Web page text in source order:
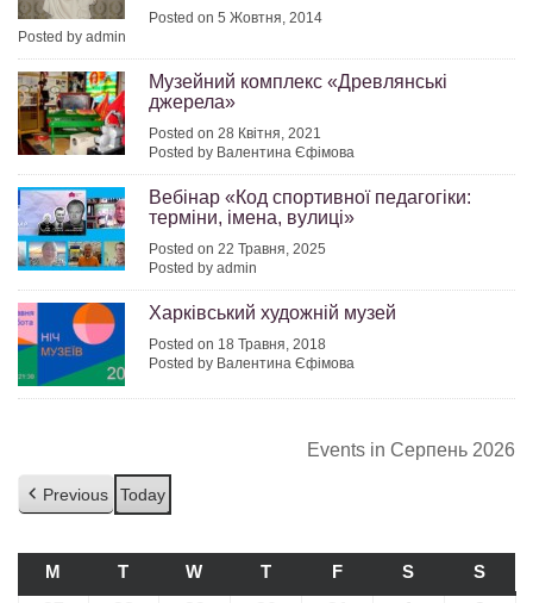
Posted on 5 Жовтня, 2014
Posted by admin
Музейний комплекс «Древлянські
джерела»
Posted on 28 Квітня, 2021
Posted by Валентина Єфімова
Вебінар «Код спортивної педагогіки:
терміни, імена, вулиці»
Posted on 22 Травня, 2025
Posted by admin
Харківський художній музей
Posted on 18 Травня, 2018
Posted by Валентина Єфімова
Events in Серпень 2026
Previous Today
M ПОНЕДІЛОК
T ВІВТОРОК
W СЕРЕДА
TЧЕТВЕР
FП’ЯТНИЦЯ
S СУБОТА
S